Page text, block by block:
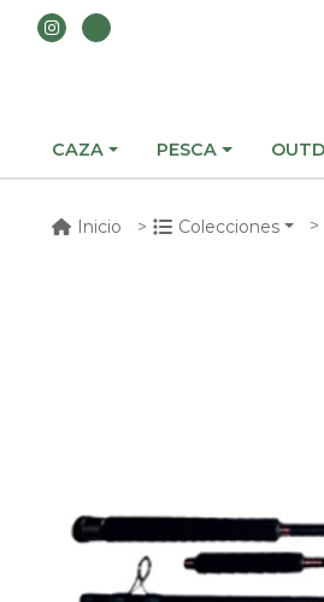
CAZA PESCA
Inicio Colecciones